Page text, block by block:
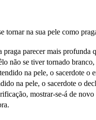
na sua pele como
parecer mais
não se tiver tornado
na pele, o sacerdote o
na pele, o sacerdote o
mostrar-se-á de novo